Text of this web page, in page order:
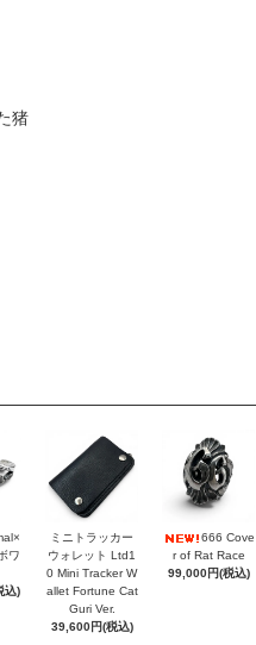
猪
ワ
込)
ミニトラッカー
ウォレット Ltd1
0 Mini Tracker W
allet Fortune Cat
Guri Ver.
39,600円(税込)
666 Cove
r of Rat Race
99,000円(税込)